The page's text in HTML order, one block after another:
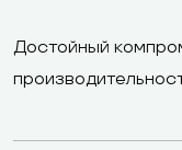
Достойный